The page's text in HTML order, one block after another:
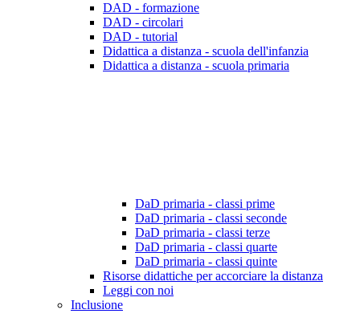
DAD - formazione
DAD - circolari
DAD - tutorial
Didattica a distanza - scuola dell'infanzia
Didattica a distanza - scuola primaria
DaD primaria - classi prime
DaD primaria - classi seconde
DaD primaria - classi terze
DaD primaria - classi quarte
DaD primaria - classi quinte
Risorse didattiche per accorciare la distanza
Leggi con noi
Inclusione